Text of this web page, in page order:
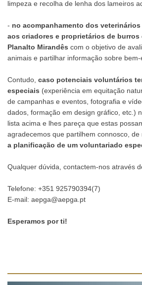
limpeza e recolha de lenha dos lameiros
- no acompanhamento dos
aos criadores e proprietários de burros
Planalto Mirandês com o objetivo de
animais e partilhar informação sobre bem-
Contudo, caso potenciais voluntários
especiais (experiência em equitação
de campanhas e eventos, fotografia e
dados, formação em design gráfico, etc.)
lista acima e lhes pareça que estas
agradecemos que partilhem connosco, de
a planificação de um voluntariado
Qualquer dúvida, contactem-nos através
Telefone: +351 925790394(7)
E-mail: aepga@aepga.pt
Esperamos por ti!